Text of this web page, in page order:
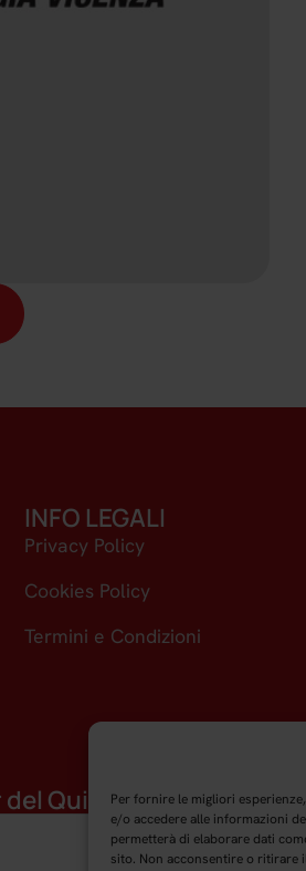
Per fornire le migliori
e/o accedere alle informazioni
permetterà di elaborare dati
sito. Non acconsentire o ritirare
INFO LEGALI
Privacy Policy
Cookies Policy
Termini e Condizioni
Quinto Piano!